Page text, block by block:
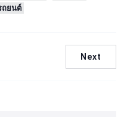
ถยนต์
Next